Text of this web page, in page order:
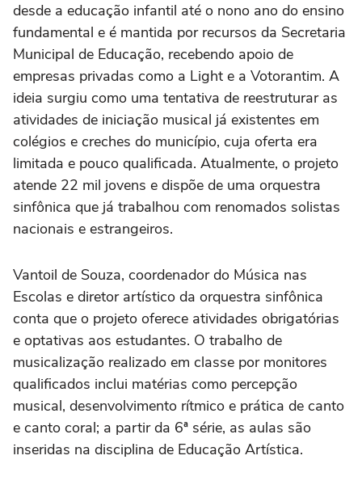
desde a educação infantil até o nono ano do ensino
fundamental e é mantida por recursos da Secretaria
Municipal de Educação, recebendo apoio de
empresas privadas como a Light e a Votorantim. A
ideia surgiu como uma tentativa de reestruturar as
atividades de iniciação musical já existentes em
colégios e creches do município, cuja oferta era
limitada e pouco qualificada. Atualmente, o projeto
atende 22 mil jovens e dispõe de uma orquestra
sinfônica que já trabalhou com renomados solistas
nacionais e estrangeiros.
Vantoil de Souza, coordenador do Música nas
Escolas e diretor artístico da orquestra sinfônica
conta que o projeto oferece atividades obrigatórias
e optativas aos estudantes. O trabalho de
musicalização realizado em classe por monitores
qualificados inclui matérias como percepção
musical, desenvolvimento rítmico e prática de canto
e canto coral; a partir da 6ª série, as aulas são
inseridas na disciplina de Educação Artística.